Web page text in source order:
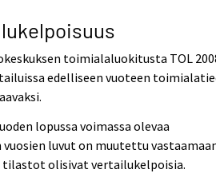
toimialaluokitusta TOL
edelliseen vuoteen
lopussa voimassa olevaa
luvut on muutettu
olisivat vertailukelpoisia.